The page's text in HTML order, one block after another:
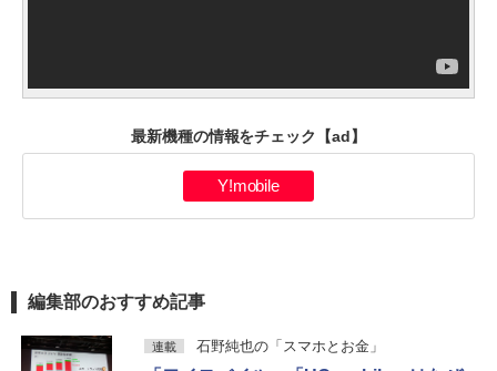
最新機種の情報をチェック 【ad】
Y!mobile
編集部のおすすめ記事
連載 石野純也の「スマホとお金」